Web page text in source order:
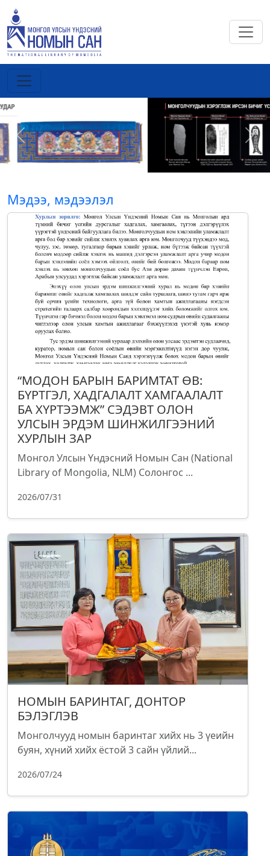
Previous Next
Мэдээ, мэдээлэл
“МОДОН БАРЫН БАРИМТАТ ӨВ:
БҮРТГЭЛ, ХАДГАЛАЛТ ХАМГААЛАЛТ
БА ХҮРТЭЭМЖ” СЭДЭВТ ОЛОН
УЛСЫН ЭРДЭМ ШИНЖИЛГЭЭНИЙ
ХУРЛЫН ЗАР
Монгол Улсын Үндэсний Номын Сан (National
Library of Mongolia, NLM) Солонгос ...
2026/07/31
НОМЫН БАРИНТАГ, ДОНТОР
БЭЛЭГЛЭВ
Монголчууд номын баринтаг хийх нь 3 үеийн
буян, хүний хийх ёстой 3 сайн үйлий...
2026/07/24